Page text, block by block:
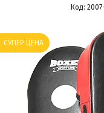
СУПЕР ЦЕНА